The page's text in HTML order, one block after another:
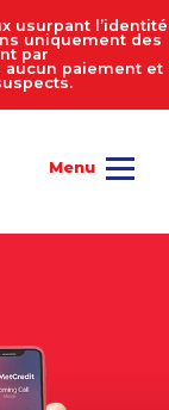
usurpant l’identité
uniquement des
par
aucun paiement et